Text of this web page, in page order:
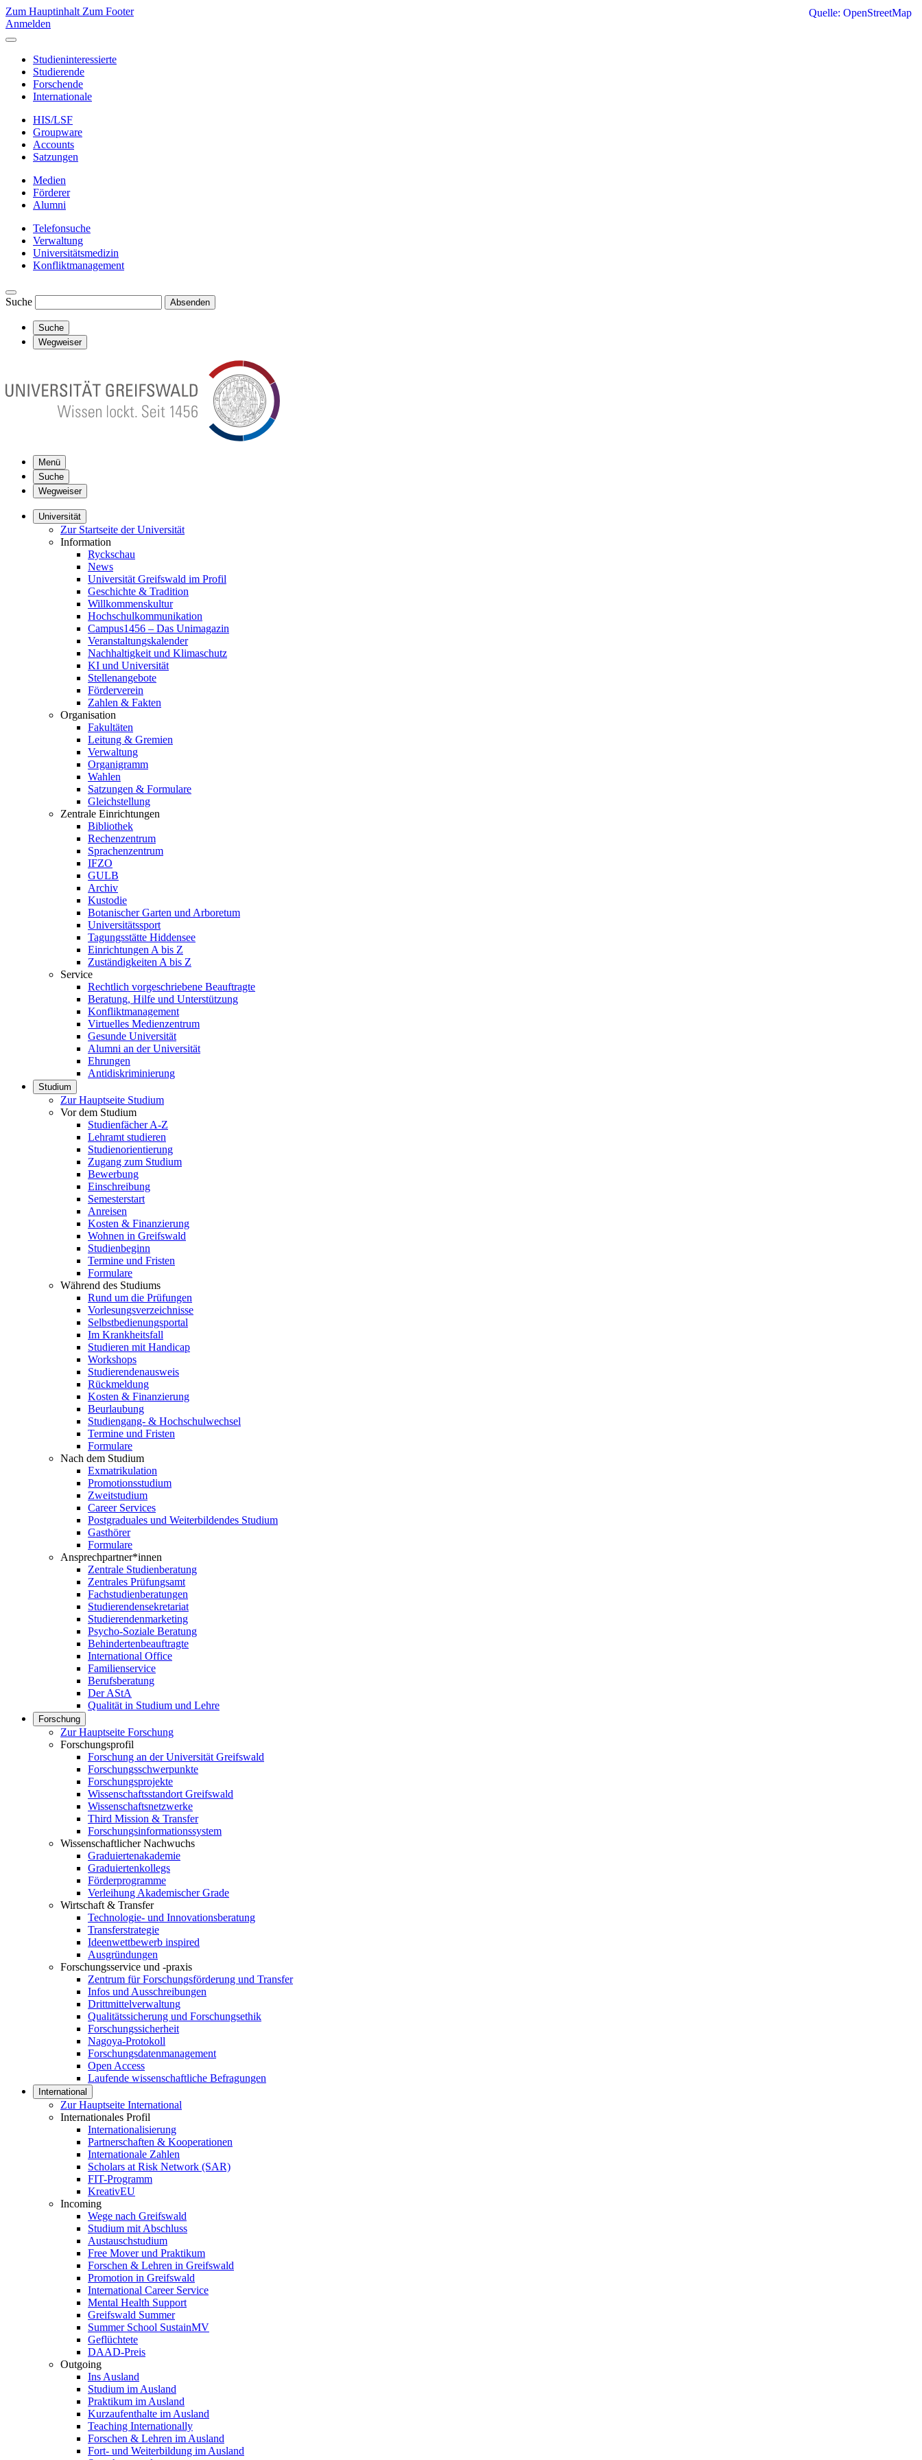
Zum Hauptinhalt Zum Footer
Anmelden
Studieninteressierte
Studierende
Forschende
Internationale
HIS/LSF
Groupware
Accounts
Satzungen
Medien
Förderer
Alumni
Telefonsuche
Verwaltung
Universitätsmedizin
Konfliktmanagement
Suche Absenden
Suche
Wegweiser
Menü
Suche
Wegweiser
Universität
Zur Startseite der Universität
Information
Ryckschau
News
Universität Greifswald im Profil
Geschichte & Tradition
Willkommenskultur
Hochschulkommunikation
Campus1456 – Das Unimagazin
Veranstaltungskalender
Nachhaltigkeit und Klimaschutz
KI und Universität
Stellenangebote
Förderverein
Zahlen & Fakten
Organisation
Fakultäten
Leitung & Gremien
Verwaltung
Organigramm
Wahlen
Satzungen & Formulare
Gleichstellung
Zentrale Einrichtungen
Bibliothek
Rechenzentrum
Sprachenzentrum
IFZO
GULB
Archiv
Kustodie
Botanischer Garten und Arboretum
Universitätssport
Tagungsstätte Hiddensee
Einrichtungen A bis Z
Zuständigkeiten A bis Z
Service
Rechtlich vorgeschriebene Beauftragte
Beratung, Hilfe und Unterstützung
Konfliktmanagement
Virtuelles Medienzentrum
Gesunde Universität
Alumni an der Universität
Ehrungen
Antidiskriminierung
Studium
Zur Hauptseite Studium
Vor dem Studium
Studienfächer A-Z
Lehramt studieren
Studienorientierung
Zugang zum Studium
Bewerbung
Einschreibung
Semesterstart
Anreisen
Kosten & Finanzierung
Wohnen in Greifswald
Studienbeginn
Termine und Fristen
Formulare
Während des Studiums
Rund um die Prüfungen
Vorlesungsverzeichnisse
Selbstbedienungsportal
Im Krankheitsfall
Studieren mit Handicap
Workshops
Studierendenausweis
Rückmeldung
Kosten & Finanzierung
Beurlaubung
Studiengang- & Hochschulwechsel
Termine und Fristen
Formulare
Nach dem Studium
Exmatrikulation
Promotionsstudium
Zweitstudium
Career Services
Postgraduales und Weiterbildendes Studium
Gasthörer
Formulare
Ansprechpartner*innen
Zentrale Studienberatung
Zentrales Prüfungsamt
Fachstudienberatungen
Studierendensekretariat
Studierendenmarketing
Psycho-Soziale Beratung
Behindertenbeauftragte
International Office
Familienservice
Berufsberatung
Der AStA
Qualität in Studium und Lehre
Forschung
Zur Hauptseite Forschung
Forschungsprofil
Forschung an der Universität Greifswald
Forschungsschwerpunkte
Forschungsprojekte
Wissenschaftsstandort Greifswald
Wissenschaftsnetzwerke
Third Mission & Transfer
Forschungsinformationssystem
Wissenschaftlicher Nachwuchs
Graduiertenakademie
Graduiertenkollegs
Förderprogramme
Verleihung Akademischer Grade
Wirtschaft & Transfer
Technologie- und Innovationsberatung
Transferstrategie
Ideenwettbewerb inspired
Ausgründungen
Forschungsservice und -praxis
Zentrum für Forschungsförderung und Transfer
Infos und Ausschreibungen
Drittmittelverwaltung
Qualitätssicherung und Forschungsethik
Forschungssicherheit
Nagoya-Protokoll
Forschungsdatenmanagement
Open Access
Laufende wissenschaftliche Befragungen
International
Zur Hauptseite International
Internationales Profil
Internationalisierung
Partnerschaften & Kooperationen
Internationale Zahlen
Scholars at Risk Network (SAR)
FIT-Programm
KreativEU
Incoming
Wege nach Greifswald
Studium mit Abschluss
Austauschstudium
Free Mover und Praktikum
Forschen & Lehren in Greifswald
Promotion in Greifswald
International Career Service
Mental Health Support
Greifswald Summer
Summer School SustainMV
Geflüchtete
DAAD-Preis
Outgoing
Ins Ausland
Studium im Ausland
Praktikum im Ausland
Kurzaufenthalte im Ausland
Teaching Internationally
Forschen & Lehren im Ausland
Fort- und Weiterbildung im Ausland
Quelle: OpenStreetMap